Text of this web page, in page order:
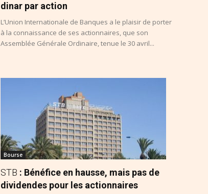
dinar par action
L’Union Internationale de Banques a le plaisir de porter
à la connaissance de ses actionnaires, que son
Assemblée Générale Ordinaire, tenue le 30 avril...
Bourse
STB : Bénéfice en hausse, mais pas de
dividendes pour les actionnaires